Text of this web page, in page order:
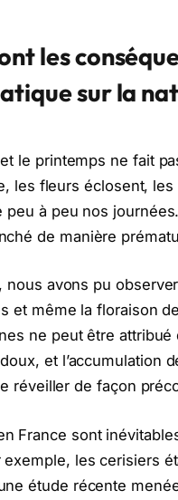
les
sur la
le printemps ne fait
les fleurs éclosent,
à peu nos
de manière
avons pu
et même la floraison
ne peut être attribué
et l’accumulation
réveiller de façon
France sont
les cerisiers
étude récente